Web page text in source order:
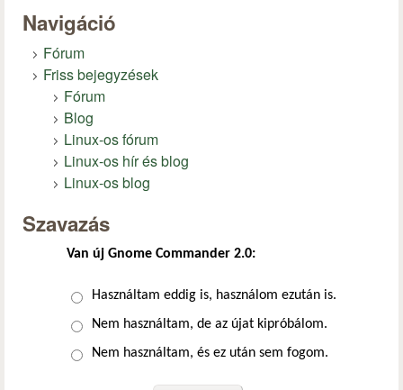
Navigáció
Fórum
Friss bejegyzések
Fórum
Blog
Linux-os fórum
Linux-os hír és blog
Linux-os blog
Szavazás
Van új Gnome Commander 2.0:
Választások
Használtam eddig is, használom ezután is.
Nem használtam, de az újat kipróbálom.
Nem használtam, és ez után sem fogom.